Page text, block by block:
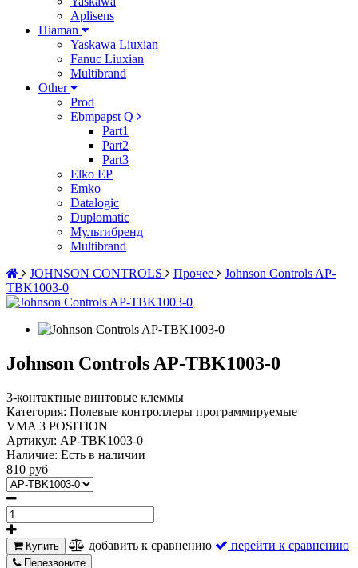
Aplisens
Hiaman
Yaskawa Liuxian
Fanuc Liuxian
Multibrand
Other
Prod
Ebmpapst Q
Part1
Part2
Part3
Elko EP
Emko
Datalogic
Duplomatic
Мультибренд
Multibrand
JOHNSON CONTROLS
Прочее
Johnson Controls AP-
TBK1003-0
Johnson Controls AP-TBK1003-0
3-контактные винтовые клеммы
Категория: Полевые контроллеры программируемые
VMA 3 POSITION
Артикул: AP-TBK1003-0
Наличие: Есть в наличии
810 руб
Купить добавить к сравнению перейти к сравнению
Перезвоните